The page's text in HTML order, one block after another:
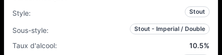
Style: Stout
Sous-style: Stout - Imperial / Double
Taux d'alcool: 10.5%